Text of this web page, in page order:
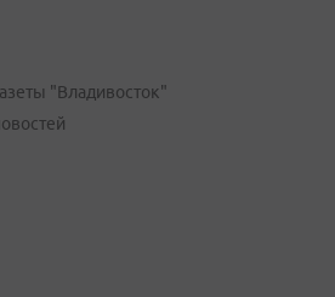
"Владивосток"